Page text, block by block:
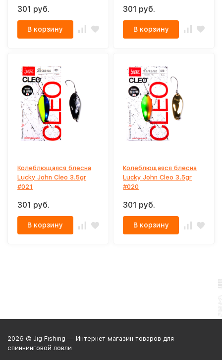
301 руб.
В корзину
301 руб.
В корзину
Колеблющаяся блесна
Lucky John Cleo 3.5gr
#021
301 руб.
В корзину
Колеблющаяся блесна
Lucky John Cleo 3.5gr
#020
301 руб.
В корзину
2026 © Jig Fishing — Интернет магазин товаров для
спиннинговой ловли